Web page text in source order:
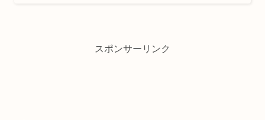
スポンサーリンク